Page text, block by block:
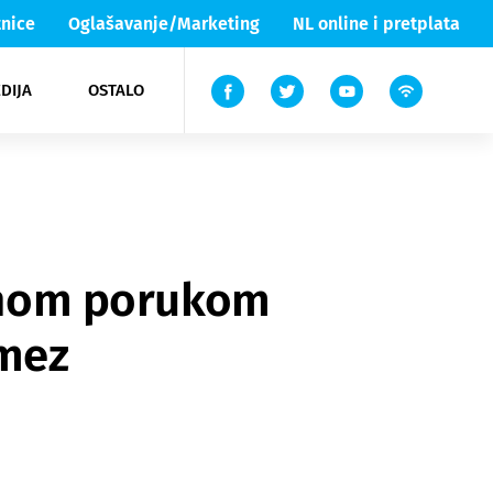
Oglašavanje/Marketing NL online i pretplata
OSTALO
Lika & Senj
TV
porukom